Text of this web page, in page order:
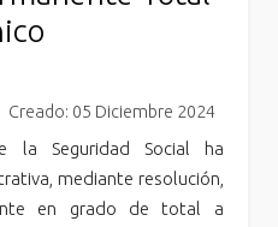
Creado: 05 Diciembre 2024
la Seguridad Social ha
mediante resolución,
en grado de total a